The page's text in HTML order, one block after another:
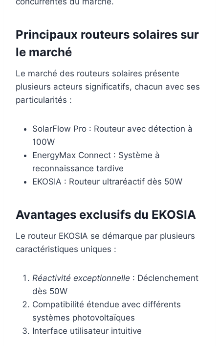
Principaux routeurs solaires sur
le marché
Le marché des routeurs solaires présente
plusieurs acteurs significatifs, chacun avec ses
particularités :
SolarFlow Pro : Routeur avec détection à
100W
EnergyMax Connect : Système à
reconnaissance tardive
EKOSIA : Routeur ultraréactif dès 50W
Avantages exclusifs du EKOSIA
Le routeur EKOSIA se démarque par plusieurs
caractéristiques uniques :
Réactivité exceptionnelle : Déclenchement
dès 50W
Compatibilité étendue avec différents
systèmes photovoltaïques
Interface utilisateur intuitive